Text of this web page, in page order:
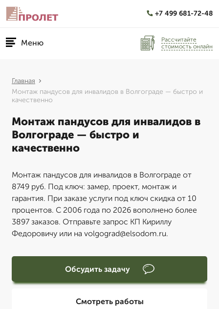
+7 499 681-72-48
Меню
Рассчитайте
стоимость онлайн
Главная
Монтаж пандусов для инвалидов в Волгограде — быстро и
качественно
Монтаж пандусов для инвалидов в
Волгограде — быстро и
качественно
Монтаж пандусов для инвалидов в Волгограде от
8749 руб. Под ключ: замер, проект, монтаж и
гарантия. При заказе услуги под ключ скидка от 10
процентов. С 2006 года по 2026 вополнено более
3897 заказов. Отправьте запрос КП Кириллу
Федоровичу или на volgograd@elsodom.ru.
Обсудить задачу
Смотреть работы